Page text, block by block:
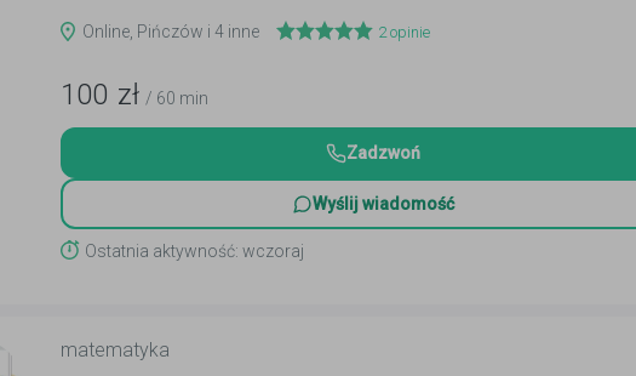
Online, Pińczów i 4 inne 2opinie
100 zł / 60 min
Zadzwoń
Wyślij wiadomość
Ostatnia aktywność: wczoraj
matematyka